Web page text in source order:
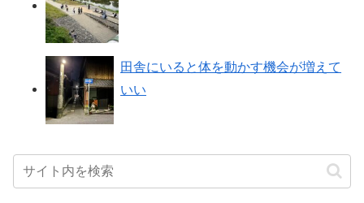
田舎にいると体を動かす機会が増えて
いい